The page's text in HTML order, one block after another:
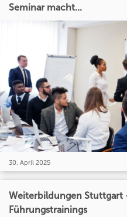
Seminar macht...
30. April 2025
Weiterbildungen Stuttgart
Führungstrainings